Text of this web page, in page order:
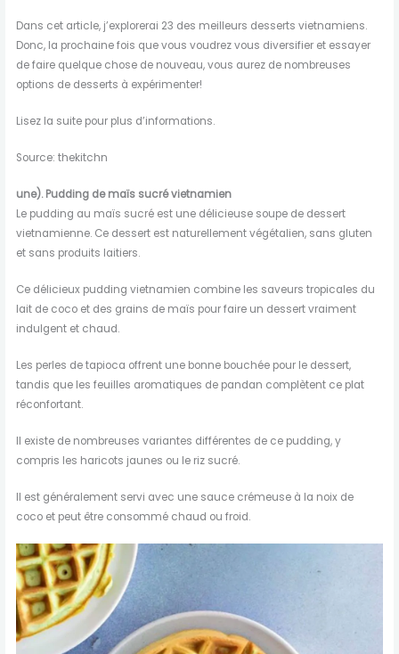
Dans cet article, j’explorerai 23 des meilleurs desserts vietnamiens.
Donc, la prochaine fois que vous voudrez vous diversifier et essayer
de faire quelque chose de nouveau, vous aurez de nombreuses
options de desserts à expérimenter!
Lisez la suite pour plus d’informations.
Source: thekitchn
une). Pudding de maïs sucré vietnamien
Le pudding au maïs sucré est une délicieuse soupe de dessert
vietnamienne. Ce dessert est naturellement végétalien, sans gluten
et sans produits laitiers.
Ce délicieux pudding vietnamien combine les saveurs tropicales du
lait de coco et des grains de maïs pour faire un dessert vraiment
indulgent et chaud.
Les perles de tapioca offrent une bonne bouchée pour le dessert,
tandis que les feuilles aromatiques de pandan complètent ce plat
réconfortant.
Il existe de nombreuses variantes différentes de ce pudding, y
compris les haricots jaunes ou le riz sucré.
Il est généralement servi avec une sauce crémeuse à la noix de
coco et peut être consommé chaud ou froid.